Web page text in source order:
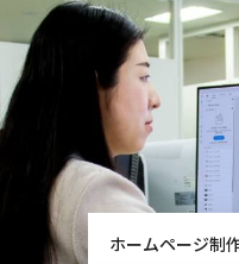
ホームページ制